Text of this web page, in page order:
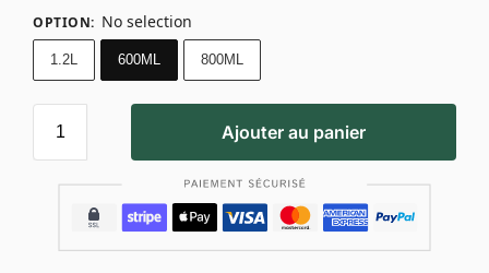
OPTION: No selection
1.2L 600ML 800ML
Ajouter au panier